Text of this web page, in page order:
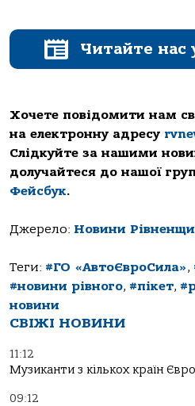
Читайте нас
Хочете повідомити нам
на електронну адресу
Слідкуйте за нашими
долучайтеся до нашої
Фейсбук.
Джерело: Новини
Теги: #ГО «АвтоЄвроСила»,
#новини рівного, #пікет,
новини
СВІЖІ НОВИНИ
11:12
Музиканти з кількох країн
09:12